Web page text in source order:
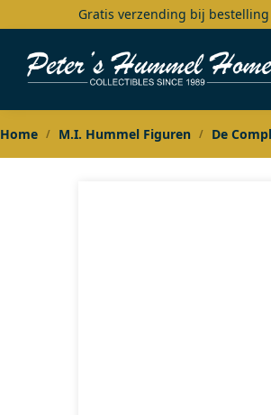
Gratis verzending bij bestelling
Search
Home / M.I. Hummel Figuren / De